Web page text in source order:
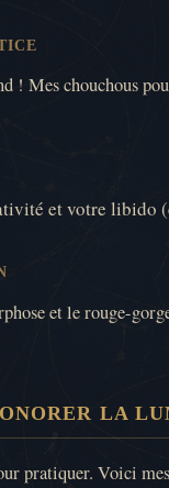
! Mes chouchous
et votre libido
et le rouge-
LA
pratiquer. Voici